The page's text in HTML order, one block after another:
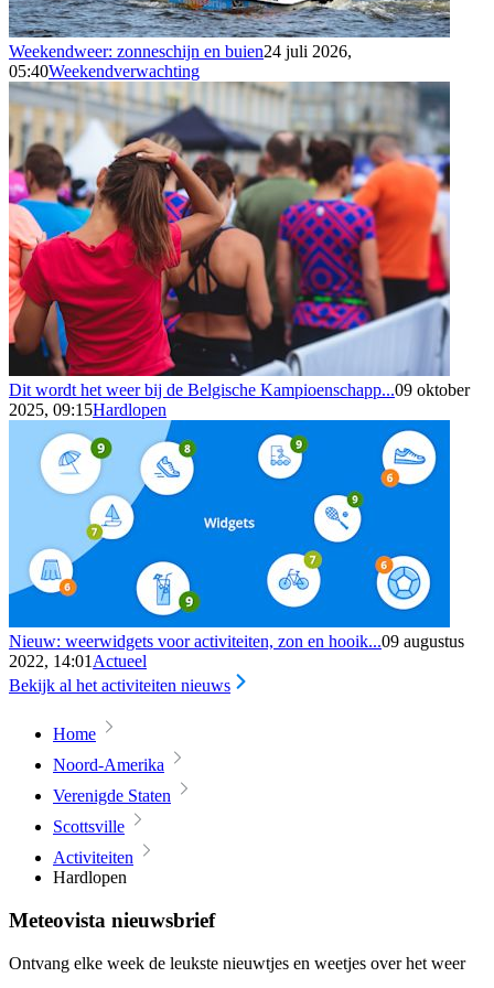
Weekendweer: zonneschijn en buien24 juli 2026,
05:40Weekendverwachting
Dit wordt het weer bij de Belgische Kampioenschapp...09 oktober
2025, 09:15Hardlopen
Nieuw: weerwidgets voor activiteiten, zon en hooik...09 augustus
2022, 14:01Actueel
Bekijk al het activiteiten nieuws
Home
Noord-Amerika
Verenigde Staten
Scottsville
Activiteiten
Hardlopen
Meteovista nieuwsbrief
Ontvang elke week de leukste nieuwtjes en weetjes over het weer